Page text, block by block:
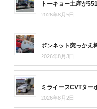
トーキョー土産が
2026年8月5日
ボンネット突っかえ
2026年8月3日
ミライースCVTター
2026年8月2日